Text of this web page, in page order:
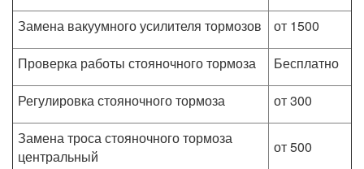
Замена вакуумного усилителя тормозов
от 1500
Проверка работы стояночного тормоза
Бесплатно
Регулировка стояночного тормоза
от 300
Замена троса стояночного тормоза
центральный
от 500